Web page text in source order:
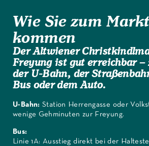
Wie Sie zum Markt
kommen
Der Altwiener
Freyung ist gut erreichbar –
der U-Bahn, der
Bus oder dem Auto.
U-Bahn: Station Herrengasse oder
wenige Gehminuten zur Freyung.
Bus:
Linie 1A: Ausstieg direkt bei der